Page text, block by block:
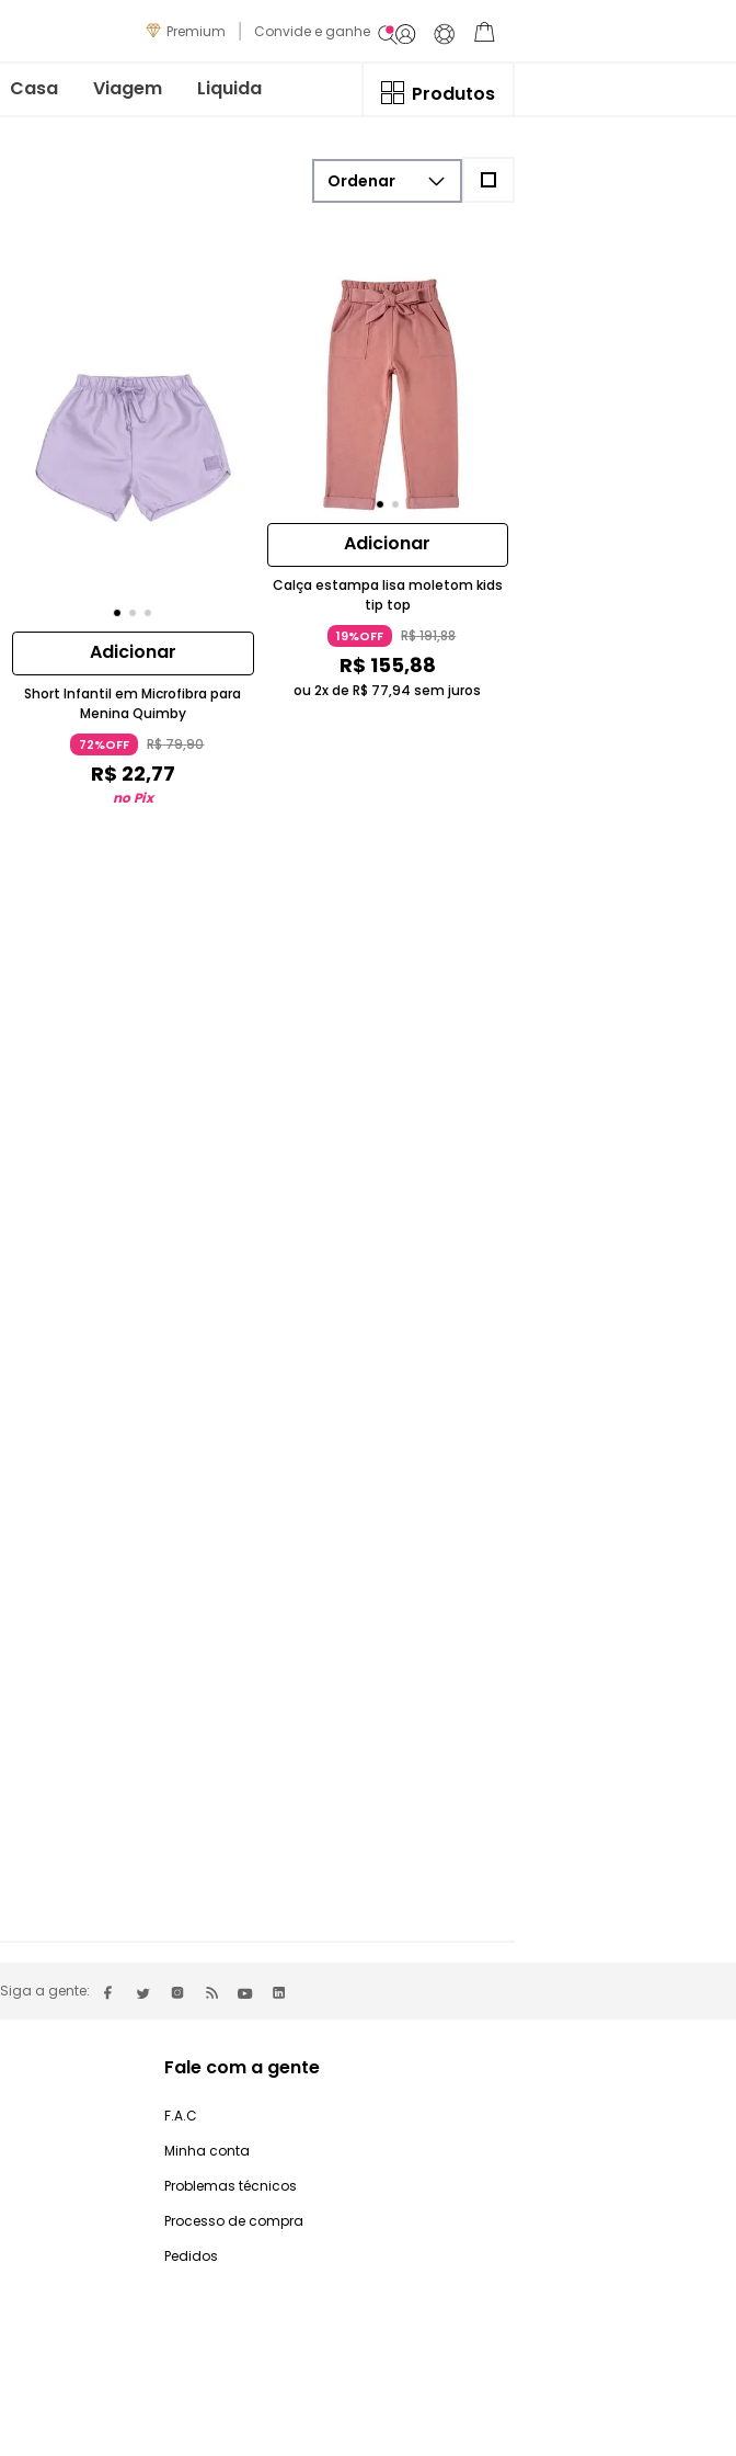
Premium Convide e ganhe
Casa Viagem Liquida Produtos
Adicionar
Short Infantil em Microfibra para
Menina Quimby
72%OFF R$79,90
R$ 22,77
no Pix
Adicionar
Calça estampa lisa moletom kids
tip top
19%OFF R$191,88
R$ 155,88
ou 2x deR$ 77,94 sem juros
Siga a gente:
Fale com a gente
F.A.C
Minha conta
Problemas técnicos
Processo de compra
Pedidos